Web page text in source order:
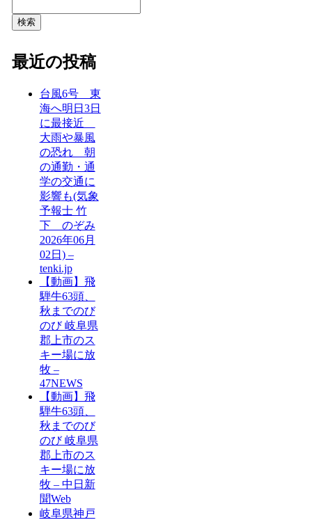
検索
最近の投稿
台風6号 東
海へ明日3日
に最接近
大雨や暴風
の恐れ 朝
の通勤・通
学の交通に
影響も(気象
予報士 竹
下 のぞみ
2026年06月
02日) –
tenki.jp
【動画】飛
騨牛63頭、
秋までのび
のび 岐阜県
郡上市のス
キー場に放
牧 –
47NEWS
【動画】飛
騨牛63頭、
秋までのび
のび 岐阜県
郡上市のス
キー場に放
牧 – 中日新
聞Web
岐阜県神戸